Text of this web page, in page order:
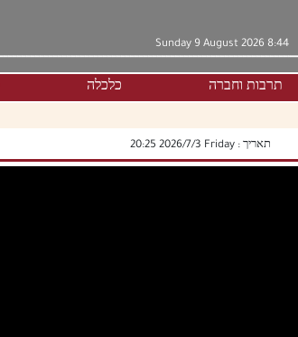
Sunday 9 August 2026 8:44
תרבות וחברה כלכלה
תאריך : ‫‫Friday‬‬ 2026/7/3 20:25